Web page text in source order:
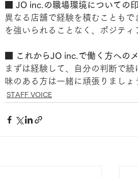
■ JO inc.の職場環境についての
異なる店舗で経験を積むことも
を強いられることなく、ポジティ
■ これからJO inc.で働く方への
まずは経験して、自分の判断で
味のある方は一緒に頑張りましょ
STAFF VOICE